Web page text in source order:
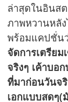
ล่าสุดในอินส
ภาพหวานหลั
พร้อมแคปชั่น
จัดการเตรีย
จริงๆ เค้าบอ
ที่มาก่อนวันจ
เอกแบบสดๆ